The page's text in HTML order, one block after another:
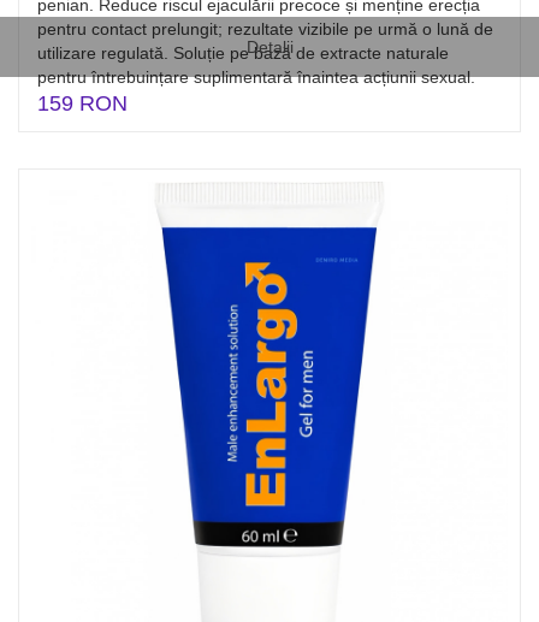
Detalii
penian. Reduce riscul ejaculării precoce și menține erecția
pentru contact prelungit; rezultate vizibile pe urmă o lună de
utilizare regulată. Soluție pe bază de extracte naturale
pentru întrebuințare suplimentară înaintea acțiunii sexual.
159 RON